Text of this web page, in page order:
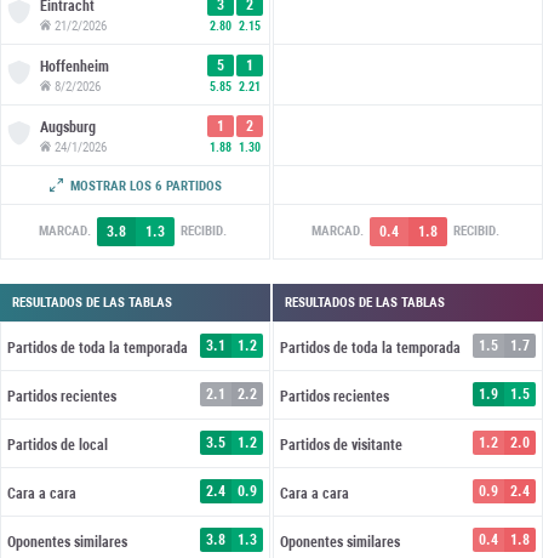
Eintracht
21/2/2026
3
2.80
2
2.15
Hoffenheim
8/2/2026
5
5.85
1
2.21
Augsburg
24/1/2026
1
1.88
2
1.30
Wolfsburg
MOSTRAR LOS 6 PARTIDOS
MARCAD. 3.8 1.3 RECIBID.
RESULTADOS DE LAS TABLAS
Partidos de toda la temporada 3.1 1.2
Partidos recientes 2.1 2.2
Partidos de local 3.5 1.2
Cara a cara 2.4 0.9
Oponentes similares 3.8 1.3
MARCAD. 0.4 1.8 RECIBID.
RESULTADOS DE LAS TABLAS
Partidos de toda la temporada 1.5 1.7
Partidos recientes 1.9 1.5
Partidos de visitante 1.2 2.0
Cara a cara 0.9 2.4
Oponentes similares 0.4 1.8